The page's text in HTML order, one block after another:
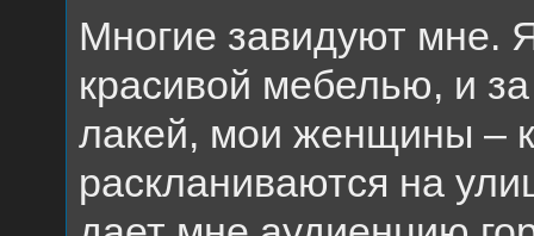
Многие завидуют мне.
красивой мебелью, и
лакей, мои женщины –
раскланиваются на